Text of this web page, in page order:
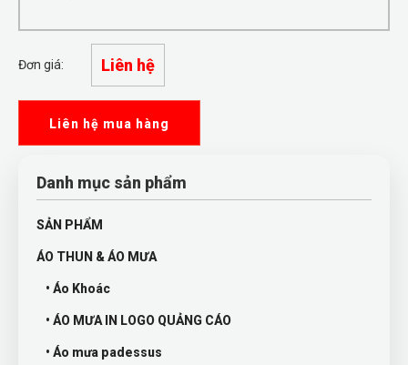
Đơn giá: Liên hệ
Liên hệ mua hàng
Danh mục sản phẩm
SẢN PHẨM
ÁO THUN & ÁO MƯA
• Áo Khoác
• ÁO MƯA IN LOGO QUẢNG CÁO
• Áo mưa padessus